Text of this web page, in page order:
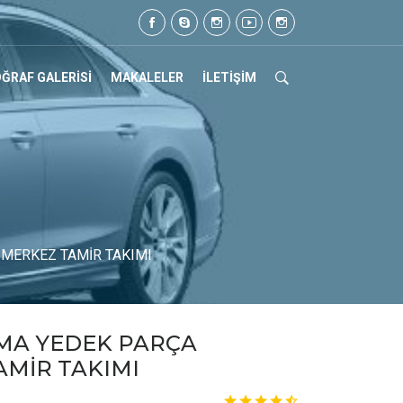
105 07 17
GALERİSİ MAKALELER İLETİŞİM
TAMİR TAKIMI
YEDEK PARÇA
TAKIMI